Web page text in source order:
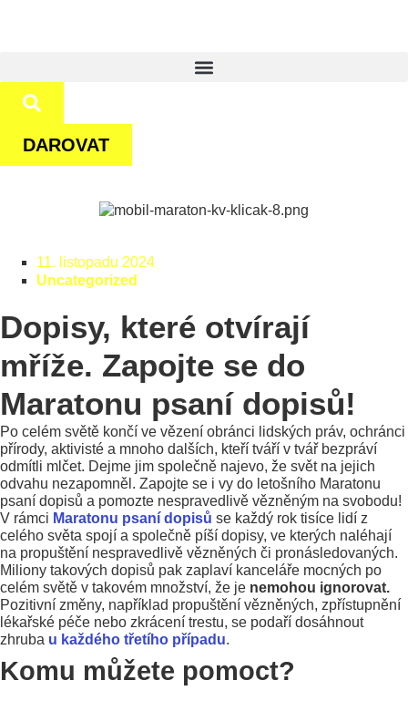
DAROVAT
11. listopadu 2024
Uncategorized
Dopisy, které otvírají
mříže. Zapojte se do
Maratonu psaní dopisů!
Po celém světě končí ve vězení obránci lidských práv, ochránci
přírody, aktivisté a mnoho dalších, kteří tváří v tvář bezpráví
odmítli mlčet. Dejme jim společně najevo, že svět na jejich
odvahu nezapomněl. Zapojte se i vy do letošního Maratonu
psaní dopisů a pomozte nespravedlivě vězněným na svobodu!
V rámci Maratonu psaní dopisů se každý rok tisíce lidí z
celého světa spojí a společně píší dopisy, ve kterých naléhají
na propuštění nespravedlivě vězněných či pronásledovaných.
Miliony takových dopisů pak zaplaví kanceláře mocných po
celém světě v takovém množství, že je nemohou ignorovat.
Pozitivní změny, například propuštění vězněných, zpřístupnění
lékařské péče nebo zkrácení trestu, se podaří dosáhnout
zhruba u každého třetího případu.
Komu můžete pomoct?